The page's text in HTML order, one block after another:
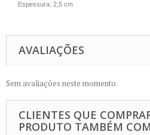
Espessura: 2,5 cm
AVALIAÇÕES
Sem avaliações neste momento.
CLIENTES QUE
PRODUTO TAMBÉM